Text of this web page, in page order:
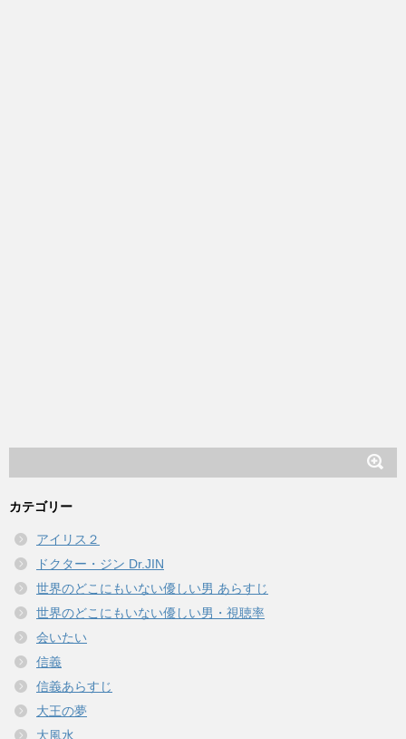
カテゴリー
アイリス２
ドクター・ジン Dr.JIN
世界のどこにもいない優しい男 あらすじ
世界のどこにもいない優しい男・視聴率
会いたい
信義
信義あらすじ
大王の夢
大風水